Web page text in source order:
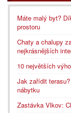
Máte malý byt?
prostoru
Chaty a chalupy
nejkrásnějších
10 největších
Jak zařídit
nábytku
Zastávka Vlkov: